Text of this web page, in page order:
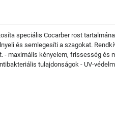
speciális Cocarber rost
és semlegesíti a szagokat.
maximális kényelem, frissesség és
tulajdonságok - UV-